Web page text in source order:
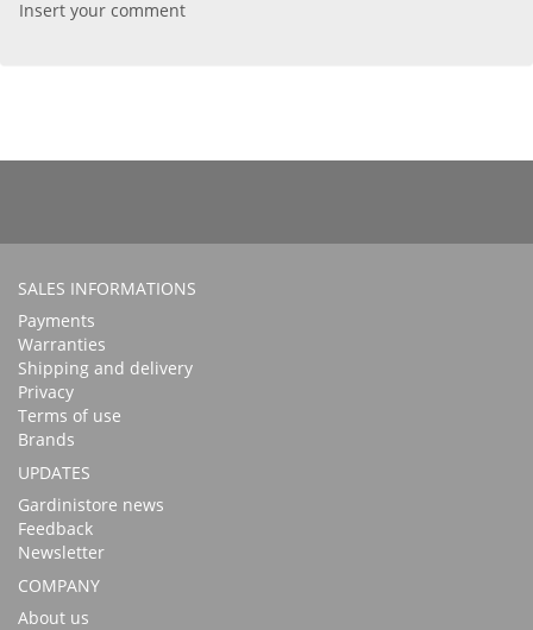
Insert your comment
SALES INFORMATIONS
Payments
Warranties
Shipping and delivery
Privacy
Terms of use
Brands
UPDATES
Gardinistore news
Feedback
Newsletter
COMPANY
About us